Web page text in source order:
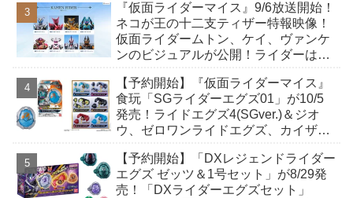
んも変身！
『仮面ライダーマイス』9/6放送開始！
ネコが王の十二支ティザー特報映像！
仮面ライダームトン、ケイ、ヴァンケ
ンのビジュアルが公開！ライダーは子
【予約開始】『仮面ライダーマイス』
食玩「SGライダーエグズ01」が10/5
発売！ライドエグズ4(SGver.)＆ジオ
ウ、ゼロワンライドエグズ、カイザ、
【予約開始】「DXレジェンドライダー
エグズ ゼッツ＆1号セット」が8/29発
売！「DXライダーエグズセット」